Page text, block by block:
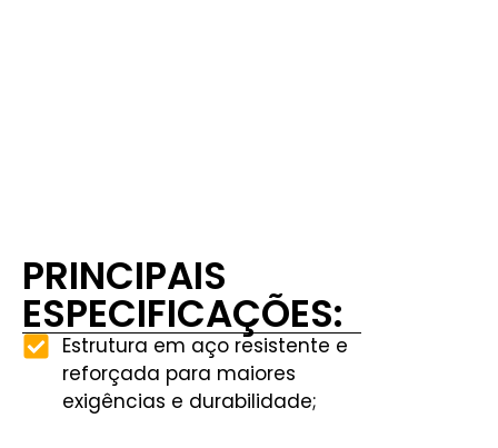
PRINCIPAIS
ESPECIFICAÇÕES:
Estrutura em aço resistente e
reforçada para maiores
exigências e durabilidade;